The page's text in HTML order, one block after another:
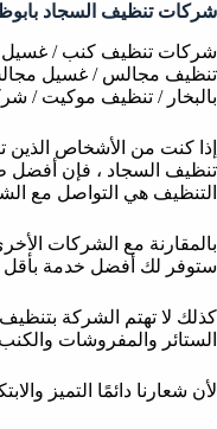
شركات تنظيف السجاد
شركات تنظيف كنب / غسيل
تنظيف مجالس / غسيل
بالبخار / تنظيف موكيت /
إذا كنت من الأشخاص الذين
تنظيف السجاد ، فإن
التنظيف هي التواصل مع
بالمقارنة مع الشركات
ستوفر لك أفضل خدمة
كذلك لا تهتم الشركة
الستائر والمفروشات
لأن شعارنا دائمًا التميز